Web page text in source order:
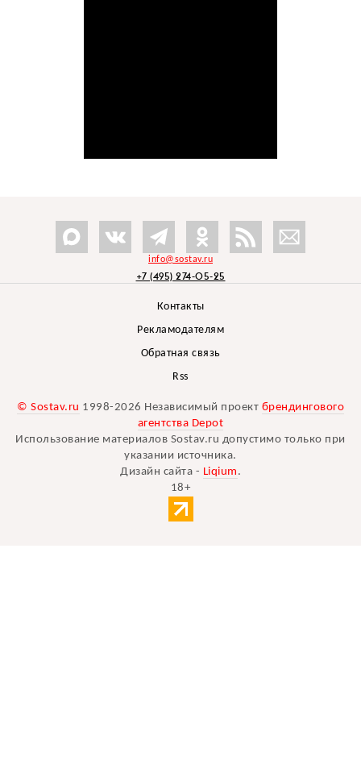
info@sostav.ru
+7 (495) 274-05-25
Контакты
Рекламодателям
Обратная связь
Rss
© Sostav.ru 1998-2026 Независимый проект брендингового
агентства Depot
Использование материалов Sostav.ru допустимо только при
указании источника.
Дизайн сайта - Liqium .
18+